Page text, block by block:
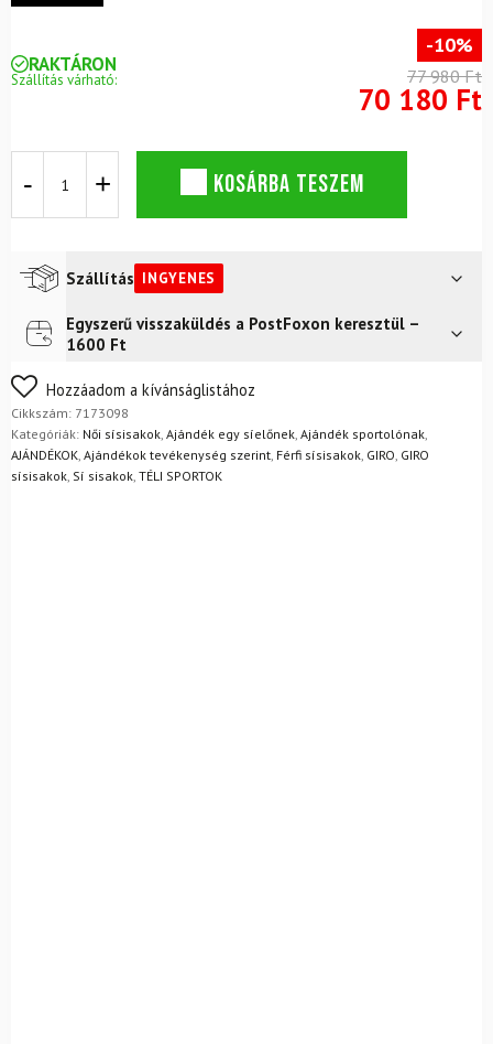
RAKTÁRON
Szállítás várható:
-10%
77 980 Ft
70 180 Ft
Giro
Matte
Peacock
Pearl
mennyiség
KOSÁRBA TESZEM
Szállítás INGYENES
Futár a címreIngyenes
FoxPost
Egyszerű visszaküldés a PostFoxon keresztül –
1600 Ft
Nem biztos a választásában? Semmi gond – a terméket
egyszerűen visszaküldheti 14 napon belül, indoklás nélkül.
Mik a visszaküldés feltételei?
Hozzáadom a kívánságlistához
Cikkszám: 7173098
Kategóriák: Női sísisakok Ajándék egy síelőnek Ajándék sportolónak
AJÁNDÉKOK Ajándékok tevékenység szerint Férfi sísisakok GIRO GIRO
sísisakok Sí sisakok TÉLI SPORTOK